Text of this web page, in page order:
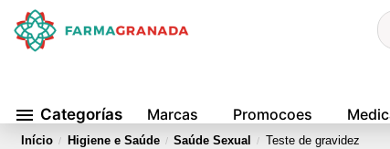
menu Categorías Marcas Promocoes
Início Higiene e Saúde Saúde Sexual Teste de gravidez